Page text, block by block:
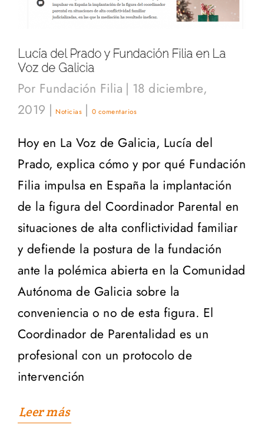
Lucía del Prado y Fundación Filia en La
Voz de Galicia
Por Fundación Filia | 18 diciembre,
2019 | Noticias | 0 comentarios
Hoy en La Voz de Galicia, Lucía del
Prado, explica cómo y por qué Fundación
Filia impulsa en España la implantación
de la figura del Coordinador Parental en
situaciones de alta conflictividad familiar
y defiende la postura de la fundación
ante la polémica abierta en la Comunidad
Autónoma de Galicia sobre la
conveniencia o no de esta figura. El
Coordinador de Parentalidad es un
profesional con un protocolo de
intervención
Leer más